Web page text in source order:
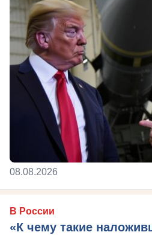
08.08.2026
В России
«К чему такие